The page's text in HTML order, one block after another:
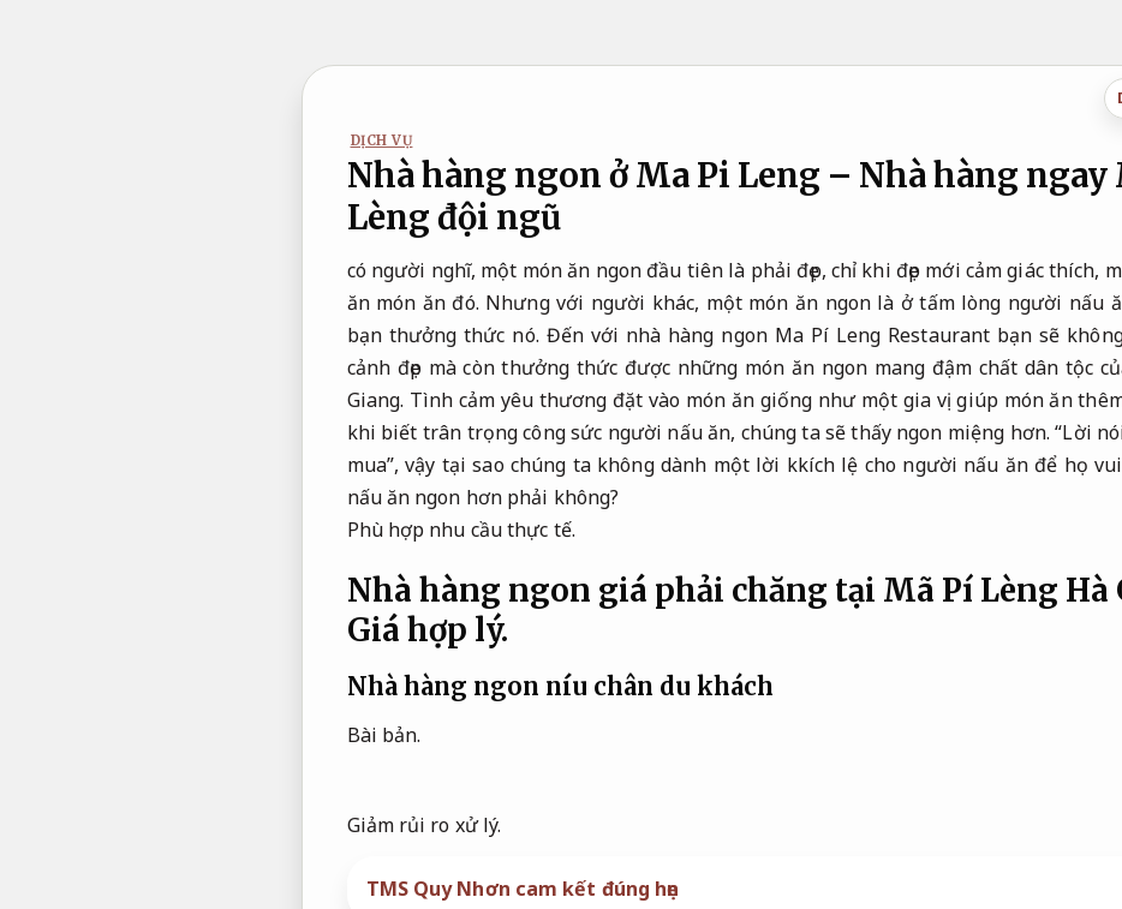
DỊCH VỤ
Nhà hàng ngon ở Ma Pi Leng – Nhà hàng ngay
Lèng đội ngũ
có người nghĩ, một món ăn ngon đầu tiên là phải đẹp, chỉ khi đẹp mới cảm giác thích,
ăn món ăn đó. Nhưng với người khác, một món ăn ngon là ở tấm lòng người nấu
bạn thưởng thức nó. Đến với nhà hàng ngon Ma Pí Leng Restaurant bạn sẽ
cảnh đẹp mà còn thưởng thức được những món ăn ngon mang đậm chất dân tộc
Giang. Tình cảm yêu thương đặt vào món ăn giống như một gia vị giúp món ăn
khi biết trân trọng công sức người nấu ăn, chúng ta sẽ thấy ngon miệng hơn. “Lời
mua”, vậy tại sao chúng ta không dành một lời kkích lệ cho người nấu ăn để họ
nấu ăn ngon hơn phải không?
Phù hợp nhu cầu thực tế.
Nhà hàng ngon giá phải chăng tại Mã Pí Lèng Hà
Giá hợp lý.
Nhà hàng ngon níu chân du khách
Bài bản.
Giảm rủi ro xử lý.
TMS Quy Nhơn cam kết đúng hẹn